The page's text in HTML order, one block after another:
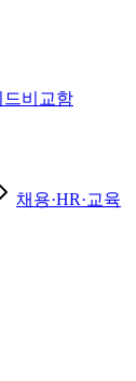
드비교함
채용·HR·교육